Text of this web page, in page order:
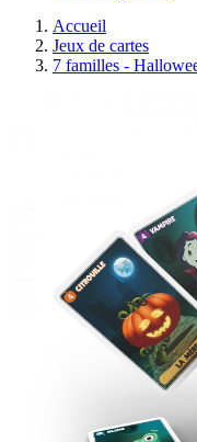
Accueil
Jeux de cartes
7 familles -